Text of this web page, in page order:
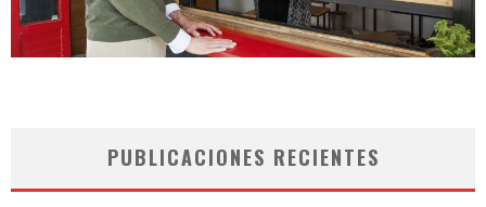
PUBLICACIONES RECIENTES